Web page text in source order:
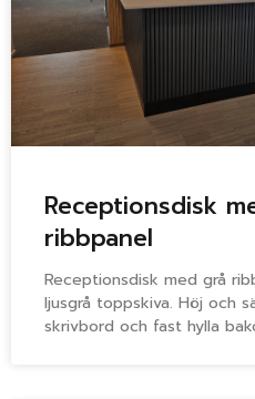
Receptionsdisk
ribbpanel
Receptionsdisk med grå
ljusgrå toppskiva. Höj och
skrivbord och fast hylla